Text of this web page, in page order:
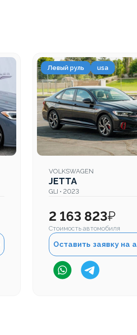
Левый руль usa
VOLKSWAGEN
JETTA
GLI • 2023
2 163 823₽
Стоимость автомобиля
Оставить заявку на